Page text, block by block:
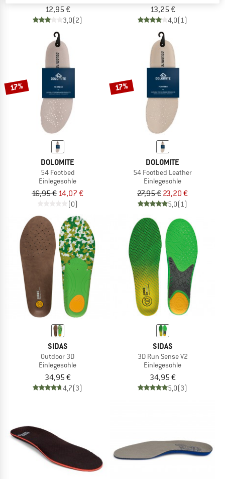
12,95 €
3,0(2)
13,25 €
4,0(1)
17%
DOLOMITE
54 Footbed
Einlegesohle
16,95 € 14,07 €
(0)
17%
DOLOMITE
54 Footbed Leather
Einlegesohle
27,95 € 23,20 €
5,0(1)
SIDAS
Outdoor 3D
Einlegesohle
34,95 €
4,7(3)
SIDAS
3D Run Sense V2
Einlegesohle
34,95 €
5,0(3)